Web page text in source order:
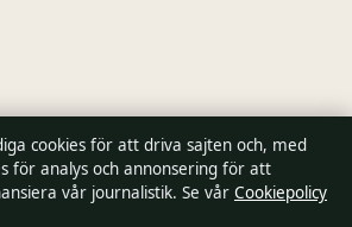
cookies för att driva sajten och, med
för analys och annonsering för att
vår journalistik. Se vår Cookiepolicy